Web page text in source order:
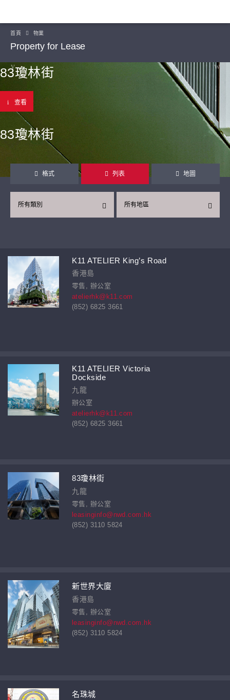
首頁 物業
Property for Lease
83瓊林街
查看
83瓊林街
格式 列表 地圖
所有地區
所有類別
K11 ATELIER King’s Road
香港島
零售, 辦公室
atelierhk@k11.com
(852) 6825 3661
K11 ATELIER Victoria
Dockside
九龍
辦公室
atelierhk@k11.com
(852) 6825 3661
83瓊林街
九龍
零售, 辦公室
leasinginfo@nwd.com.hk
(852) 3110 5824
新世界大廈
香港島
零售, 辦公室
leasinginfo@nwd.com.hk
(852) 3110 5824
名珠城